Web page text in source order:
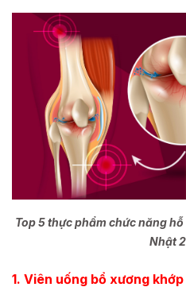
Top 5 thực phẩm chức năng
Nhật
1. Viên uống bổ xương